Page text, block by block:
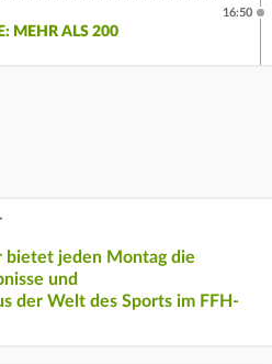
MEHR ALS 200
16:50
bietet jeden Montag die
und
der Welt des Sports im FFH-